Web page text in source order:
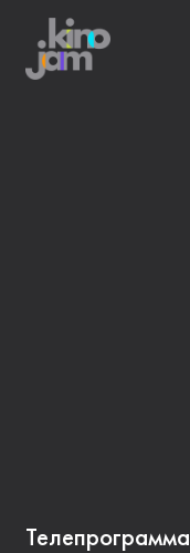
Телепрограмма